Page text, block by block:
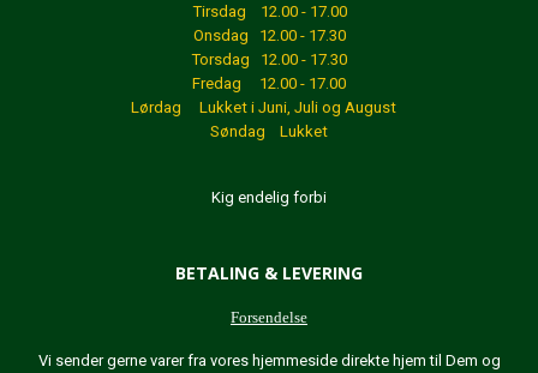
Tirsdag 12.00 - 17.00
Onsdag 12.00 - 17.30
Torsdag 12.00 - 17.30
Fredag 12.00 - 17.00
Lørdag Lukket i Juni, Juli og August
Søndag Lukket
Kig endelig forbi
BETALING & LEVERING
Forsendelse
Vi sender gerne varer fra vores hjemmeside direkte hjem til Dem og